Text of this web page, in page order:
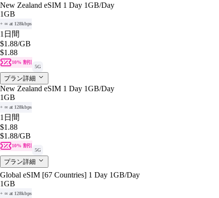
New Zealand eSIM 1 Day 1GB/Day
1GB
+ ∞ at 128kbps
1日間
$1.88/GB
$1.88
10% 割引
5G
プラン詳細
New Zealand eSIM 1 Day 1GB/Day
1GB
+ ∞ at 128kbps
1日間
$1.88
$1.88/GB
10% 割引
5G
プラン詳細
Global eSIM [67 Countries] 1 Day 1GB/Day
1GB
+ ∞ at 128kbps